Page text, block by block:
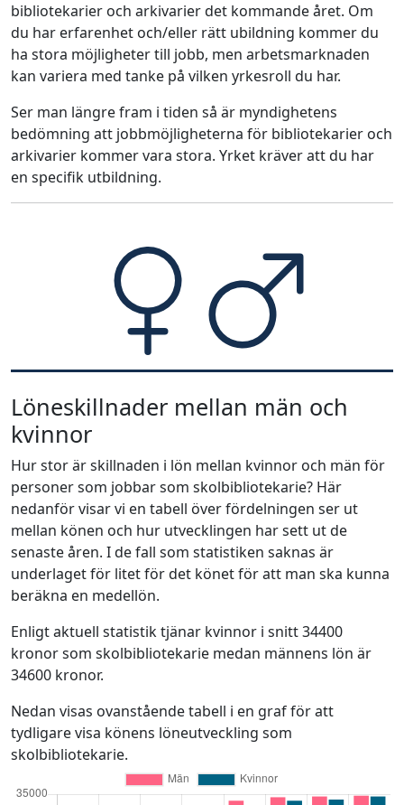
bibliotekarier och arkivarier det kommande året. Om
du har erfarenhet och/eller rätt ubildning kommer du
ha stora möjligheter till jobb, men arbetsmarknaden
kan variera med tanke på vilken yrkesroll du har.
Ser man längre fram i tiden så är myndighetens
bedömning att jobbmöjligheterna för bibliotekarier och
arkivarier kommer vara stora. Yrket kräver att du har
en specifik utbildning.
Löneskillnader mellan män och
kvinnor
Hur stor är skillnaden i lön mellan kvinnor och män för
personer som jobbar som skolbibliotekarie? Här
nedanför visar vi en tabell över fördelningen ser ut
mellan könen och hur utvecklingen har sett ut de
senaste åren. I de fall som statistiken saknas är
underlaget för litet för det könet för att man ska kunna
beräkna en medellön.
Enligt aktuell statistik tjänar kvinnor i snitt 34400
kronor som skolbibliotekarie medan männens lön är
34600 kronor.
Nedan visas ovanstående tabell i en graf för att
tydligare visa könens löneutveckling som
skolbibliotekarie.